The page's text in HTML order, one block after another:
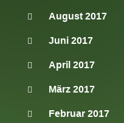
August 2017
Juni 2017
April 2017
März 2017
Februar 2017